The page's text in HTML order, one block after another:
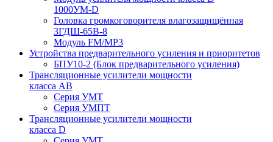
1000УМ-D
Головка громкоговорителя влагозащищённая
3ГДШ-65В-8
Модуль FM/MP3
Устройства предварительного усиления и приоритетов
БПУ10-2 (Блок предварительного усиления)
Трансляционные усилители мощности
класса АВ
Серия УМТ
Серия УМПТ
Трансляционные усилители мощности
класса D